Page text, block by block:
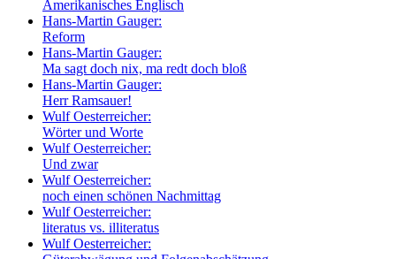
Amerikanisches Englisch
Hans-Martin Gauger:
Reform
Hans-Martin Gauger:
Ma sagt doch nix, ma redt doch bloß
Hans-Martin Gauger:
Herr Ramsauer!
Wulf Oesterreicher:
Wörter und Worte
Wulf Oesterreicher:
Und zwar
Wulf Oesterreicher:
noch einen schönen Nachmittag
Wulf Oesterreicher:
literatus vs. illiteratus
Wulf Oesterreicher: